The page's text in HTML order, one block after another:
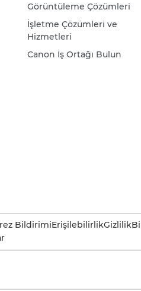
Görüntüleme Çözümleri
İşletme Çözümleri ve
Hizmetleri
Canon İş Ortağı Bulun
BildirimiErişilebilirlikGizlilik